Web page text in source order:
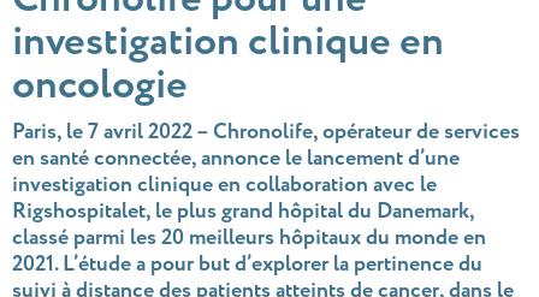
investigation clinique en
oncologie
Paris, le 7 avril 2022 – Chronolife, opérateur de services
en santé connectée, annonce le lancement d’une
investigation clinique en collaboration avec le
Rigshospitalet, le plus grand hôpital du Danemark,
classé parmi les 20 meilleurs hôpitaux du monde en
2021. L’étude a pour but d’explorer la pertinence du